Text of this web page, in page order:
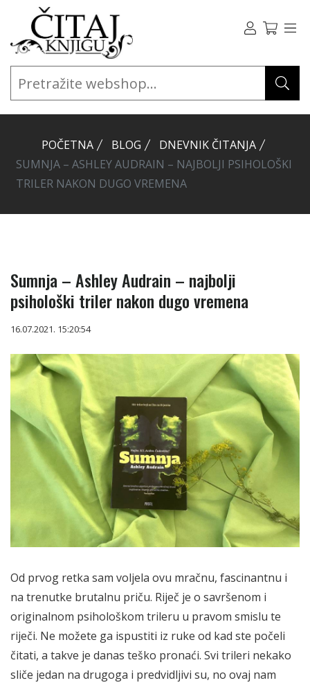
POČETNA BLOG
DNEVNIK ČITANJA
SUMNJA – ASHLEY AUDRAIN – NAJBOLJI PSIHOLOŠKI
TRILER NAKON DUGO VREMENA
Sumnja – Ashley Audrain – najbolji
psihološki triler nakon dugo vremena
16.07.2021. 15:20:54
Od prvog retka sam voljela ovu mračnu, fascinantnu i
na trenutke brutalnu priču. Riječ je o savršenom i
originalnom psihološkom trileru u pravom smislu te
riječi. Ne možete ga ispustiti iz ruke od kad ste počeli
čitati, a takve je danas teško pronaći. Svi trileri nekako
sliče jedan na drugoga i predvidljivi su, no ovaj nam